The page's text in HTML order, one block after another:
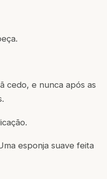
cedo, e nunca após as
esponja suave feita